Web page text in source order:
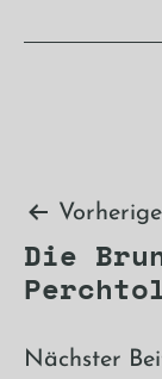
Die
Nächster